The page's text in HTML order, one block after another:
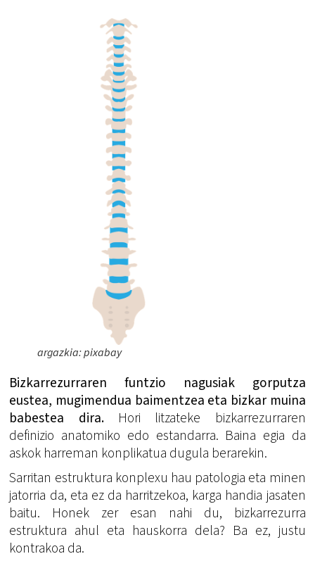
argazkia: pixabay
Bizkarrezurraren funtzio nagusiak gorputza
eustea, mugimendua baimentzea eta bizkar muina
babestea dira.Hori litzateke bizkarrezurraren
definizio anatomiko edo estandarra. Baina egia da
askok harreman konplikatua dugula berarekin.
Sarritan estruktura konplexu hau patologia eta minen
jatorria da, eta ez da harritzekoa, karga handia jasaten
baitu. Honek zer esan nahi du, bizkarrezurra
estruktura ahul eta hauskorra dela? Ba ez, justu
kontrakoa da.